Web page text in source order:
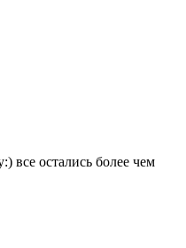
все остались более чем